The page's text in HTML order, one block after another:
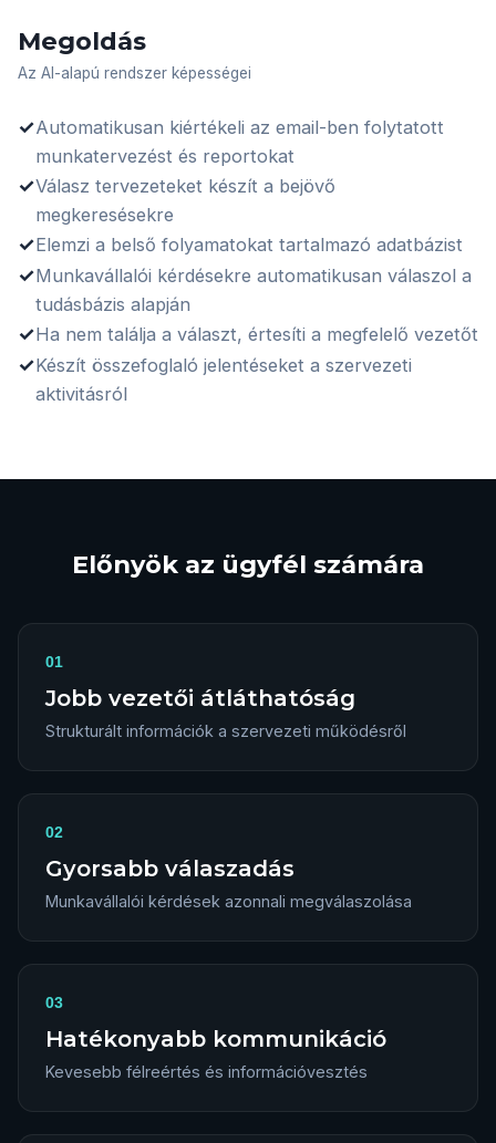
Megoldás
Az AI-alapú rendszer képességei
✓Automatikusan kiértékeli az email-ben folytatott
munkatervezést és reportokat
✓Válasz tervezeteket készít a bejövő
megkeresésekre
✓Elemzi a belső folyamatokat tartalmazó adatbázist
✓Munkavállalói kérdésekre automatikusan válaszol a
tudásbázis alapján
✓Ha nem találja a választ, értesíti a megfelelő vezetőt
✓Készít összefoglaló jelentéseket a szervezeti
aktivitásról
Előnyök az ügyfél számára
01
Jobb vezetői átláthatóság
Strukturált információk a szervezeti működésről
02
Gyorsabb válaszadás
Munkavállalói kérdések azonnali megválaszolása
03
Hatékonyabb kommunikáció
Kevesebb félreértés és információvesztés